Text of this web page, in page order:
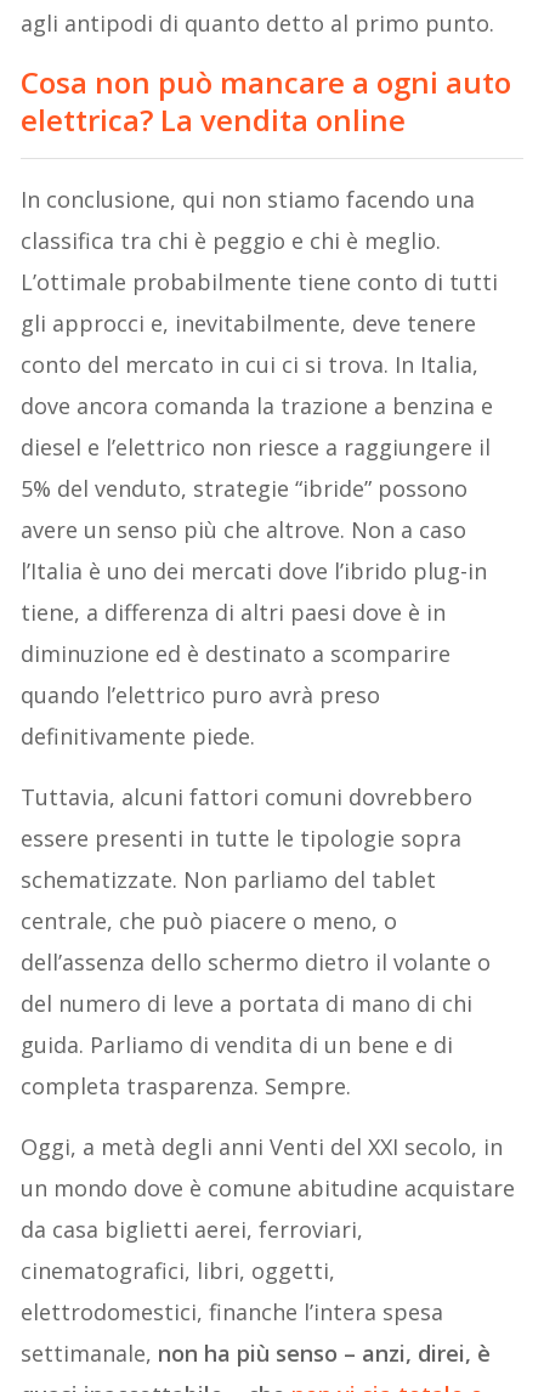
agli antipodi di quanto detto al primo punto.
Cosa non può mancare a ogni auto
elettrica? La vendita online
In conclusione, qui non stiamo facendo una
classifica tra chi è peggio e chi è meglio.
L’ottimale probabilmente tiene conto di tutti
gli approcci e, inevitabilmente, deve tenere
conto del mercato in cui ci si trova. In Italia,
dove ancora comanda la trazione a benzina e
diesel e l’elettrico non riesce a raggiungere il
5% del venduto, strategie “ibride” possono
avere un senso più che altrove. Non a caso
l’Italia è uno dei mercati dove l’ibrido plug-in
tiene, a differenza di altri paesi dove è in
diminuzione ed è destinato a scomparire
quando l’elettrico puro avrà preso
definitivamente piede.
Tuttavia, alcuni fattori comuni dovrebbero
essere presenti in tutte le tipologie sopra
schematizzate. Non parliamo del tablet
centrale, che può piacere o meno, o
dell’assenza dello schermo dietro il volante o
del numero di leve a portata di mano di chi
guida. Parliamo di vendita di un bene e di
completa trasparenza. Sempre.
Oggi, a metà degli anni Venti del XXI secolo, in
un mondo dove è comune abitudine acquistare
da casa biglietti aerei, ferroviari,
cinematografici, libri, oggetti,
elettrodomestici, finanche l’intera spesa
settimanale, non ha più senso – anzi, direi, è